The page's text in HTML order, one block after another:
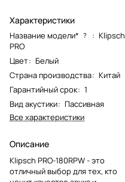
Характеристики
Название модели* ? : Klipsch
PRO
Цвет: Белый
Страна производства: Китай
Гарантийный срок: 1
Вид акустики: Пассивная
Все характеристики
Описание
Klipsch PRO-180RPW - это
отличный выбор для тех, кто